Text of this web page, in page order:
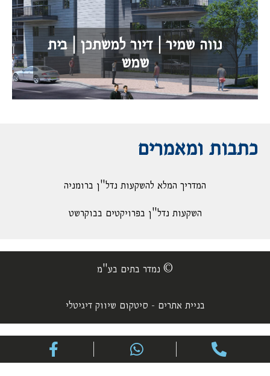
נווה שמיר | דיור למשתכן | בית
שמש
כתבות ומאמרים
המדריך המלא להשקעות נדל"ן ברומניה
השקעות נדל"ן בפרויקטים בבוקרשט
© נמדר בתים בע"מ
בניית אתרים - סיטקום שיווק דיגיטלי